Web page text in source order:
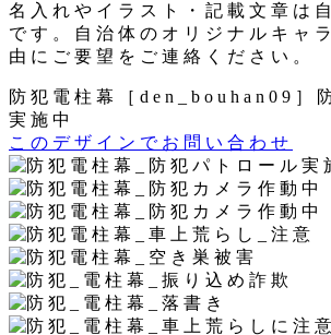
名入れやイラスト・記載文章は
です。自治体のオリジナルキャ
由にご要望をご連絡ください。
防犯電柱幕［den_bouhan09］
実施中
このデザインでお問い合わせ